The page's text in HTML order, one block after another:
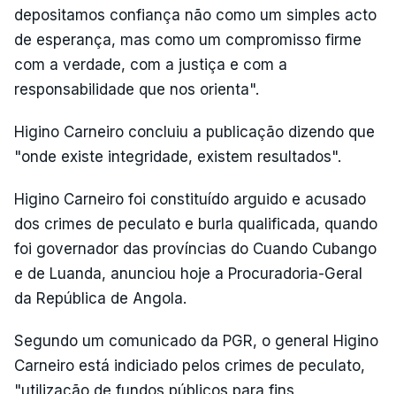
depositamos confiança não como um simples acto
de esperança, mas como um compromisso firme
com a verdade, com a justiça e com a
responsabilidade que nos orienta".
Higino Carneiro concluiu a publicação dizendo que
"onde existe integridade, existem resultados".
Higino Carneiro foi constituído arguido e acusado
dos crimes de peculato e burla qualificada, quando
foi governador das províncias do Cuando Cubango
e de Luanda, anunciou hoje a Procuradoria-Geral
da República de Angola.
Segundo um comunicado da PGR, o general Higino
Carneiro está indiciado pelos crimes de peculato,
"utilização de fundos públicos para fins